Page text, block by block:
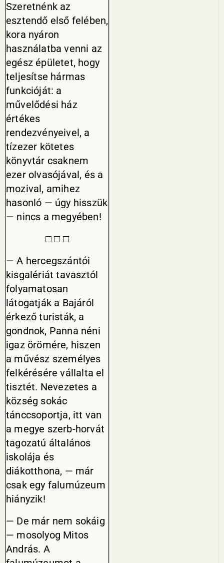
Szeretnénk az
esztendő első felében,
kora nyáron
használatba venni az
egész épületet, hogy
teljesítse hármas
funkcióját: a
művelődési ház
értékes
rendezvényeivel, a
tízezer kötetes
könyvtár csaknem
ezer olvasójával, és a
mozival, amihez
hasonló — úgy hisszük
— nincs a megyében!
□ □ □
— A hercegszántói
kisgalériát tavasztól
folyamatosan
látogatják a Bajáról
érkező turisták, a
gondnok, Panna néni
igaz örömére, hiszen
a művész személyes
felkérésére vállalta el
tisztét. Nevezetes a
község sokác
tánccsoportja, itt van
a megye szerb-horvát
tagozatú általános
iskolája és
diákotthona, — már
csak egy falumúzeum
hiányzik!
— De már nem sokáig
— mosolyog Mitos
András. A